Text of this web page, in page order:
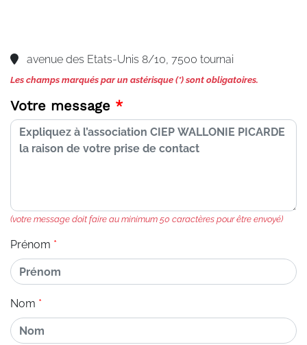
avenue des Etats-Unis 8/10, 7500 tournai
Les champs marqués par un astérisque (*) sont obligatoires.
Votre message
(votre message doit faire au minimum 50 caractères pour être envoyé)
Prénom
Nom